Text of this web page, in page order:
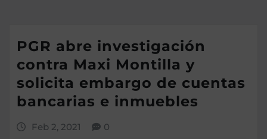
PGR abre investigación
contra Maxi Montilla y
solicita embargo de cuentas
bancarias e inmuebles
Feb 2, 2021 0